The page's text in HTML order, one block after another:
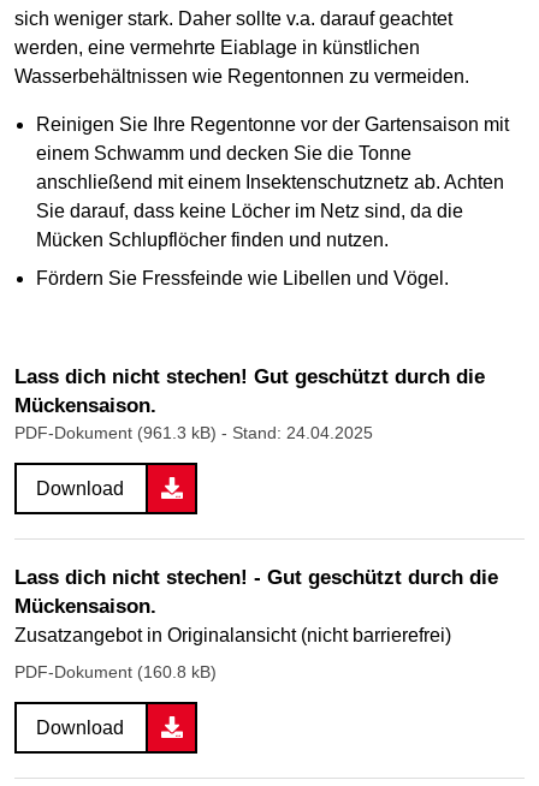
sich weniger stark. Daher sollte v.a. darauf geachtet
werden, eine vermehrte Eiablage in künstlichen
Wasserbehältnissen wie Regentonnen zu vermeiden.
Reinigen Sie Ihre Regentonne vor der Gartensaison mit
einem Schwamm und decken Sie die Tonne
anschließend mit einem Insektenschutznetz ab. Achten
Sie darauf, dass keine Löcher im Netz sind, da die
Mücken Schlupflöcher finden und nutzen.
Fördern Sie Fressfeinde wie Libellen und Vögel.
Lass dich nicht stechen! Gut geschützt durch die
Mückensaison.
PDF-Dokument (961.3 kB) - Stand: 24.04.2025
Download
Lass dich nicht stechen! - Gut geschützt durch die
Mückensaison.
Zusatzangebot in Originalansicht (nicht barrierefrei)
PDF-Dokument (160.8 kB)
Download